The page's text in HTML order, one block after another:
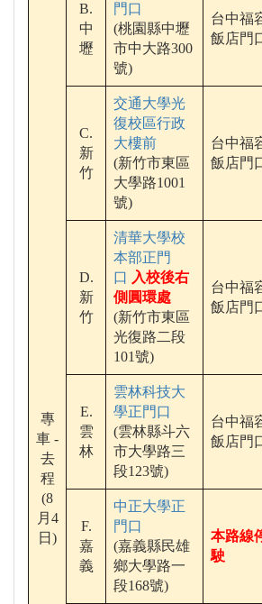
專
車 -
去
程
(8
月4
日)
B.
中
壢
門口
(桃園縣中壢
市中大路300
號)
台中福
飯店門
C.
新
竹
交通大學光
復校區行政
大樓前
(新竹市東區
大學路1001
號)
台中福
飯店門
D.
新
竹
清華大學校
本部正門
口 入校後右
側圓環處
(新竹市東區
光復路二段
101號)
台中福
飯店門
E.
雲
林
雲林科技大
學正門口
(雲林縣斗六
市大學路三
段123號)
台中福
飯店門
F.
嘉
義
中正大學正
門口
(嘉義縣民雄
鄉大學路一
段168號)
本路線
駛